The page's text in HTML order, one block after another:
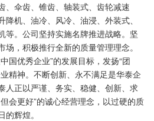
、伞齿、锥齿、轴装式、齿轮减速
机、油冷、风冷、油浸、外装式、
等。公司坚持实施名牌推进战略。坚
，积极推行全新的质量管理理念。
国优秀企业”的发展目标，发扬“团
精神。不断创新、永不满足是华泰企
人正以严谨、务实、稳健、创新、求
会更好”的诚心经营理念，以过硬的质
的辉煌。